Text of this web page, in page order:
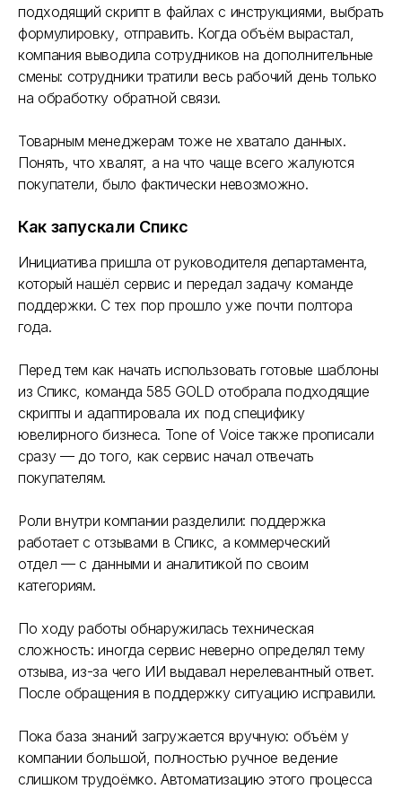
подходящий скрипт в файлах с инструкциями, выбрать
формулировку, отправить. Когда объём вырастал,
компания выводила сотрудников на дополнительные
смены: сотрудники тратили весь рабочий день только
на обработку обратной связи.
Товарным менеджерам тоже не хватало данных.
Понять, что хвалят, а на что чаще всего жалуются
покупатели, было фактически невозможно.
Как запускали Спикс
Инициатива пришла от руководителя департамента,
который нашёл сервис и передал задачу команде
поддержки. С тех пор прошло уже почти полтора
года.
Перед тем как начать использовать готовые шаблоны
из Спикс, команда 585 GOLD отобрала подходящие
скрипты и адаптировала их под специфику
ювелирного бизнеса. Tone of Voice также прописали
сразу — до того, как сервис начал отвечать
покупателям.
Роли внутри компании разделили: поддержка
работает с отзывами в Спикс, а коммерческий
отдел — с данными и аналитикой по своим
категориям.
По ходу работы обнаружилась техническая
сложность: иногда сервис неверно определял тему
отзыва, из-за чего ИИ выдавал нерелевантный ответ.
После обращения в поддержку ситуацию исправили.
Пока база знаний загружается вручную: объём у
компании большой, полностью ручное ведение
слишком трудоёмко. Автоматизацию этого процесса